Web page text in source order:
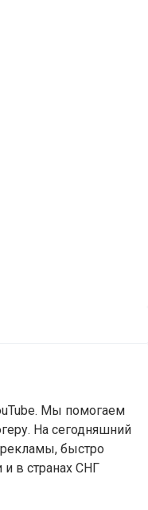
Мы помогаем
На сегодняшний
быстро
и в странах СНГ